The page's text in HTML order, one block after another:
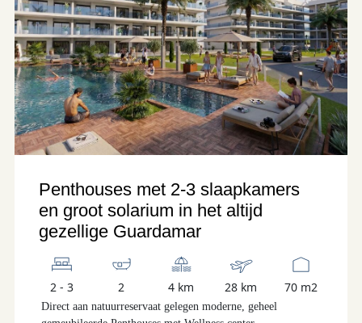
Penthouses met 2-3 slaapkamers
en groot solarium in het altijd
gezellige Guardamar
2 - 3 2 4 km 28 km 70 m2
Direct aan natuurreservaat gelegen moderne, geheel